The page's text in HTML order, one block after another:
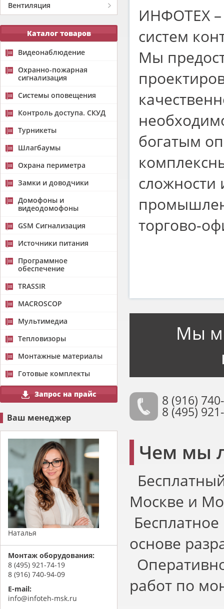
Вентиляция
Каталог товаров
Видеонаблюдение
Охранно-пожарная
сигнализация
Системы оповещения
Контроль доступа. СКУД
Турникеты
Шлагбаумы
Охрана периметра
Замки и доводчики
Домофоны и
видеодомофоны
GSM Сигнализация
Источники питания
Программное
обеспечение
TRASSIR
MACROSCOP
Мультимедиа
Тепловизоры
Монтажные материалы
Готовые комплекты
Запрос на прайс
Ваш менеджер
Наталья
Монтаж оборудования:
8 (495) 921-74-19
8 (916) 740-94-09
E-mail:
info@infoteh-msk.ru
ИНФОТЕХ –
систем
Мы
богатым
торгово-
Мы
8 (916)
8 (495)
Чем мы
Москве и
основе
работ по